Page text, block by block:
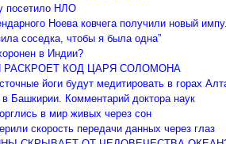
посетило НЛО
Ноева ковчега получили новый
соседка, чтобы я была одна”
в Индии?
РАСКРОЕТ КОД ЦАРЯ СОЛОМОНА
йоги будут медитировать в горах
Башкирии. Комментарий доктора наук
в мир живых через сон
скорость передачи данных через глаз